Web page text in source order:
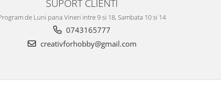
SUPORT CLIENTI
de Luni pana Vineri intre 9 si 18, Sambata 10 si 14
0743165777
creativforhobby@gmail.com